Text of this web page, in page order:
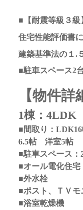
■【耐震等級３級
住宅性能評価書
建築基準法の１.
■駐車スペース2
【物件詳
1棟：4LDK
■間取り：LDK16
6.5帖 洋室5帖
■駐車スペース：
■オール電化住宅
■外水栓
■ポスト、ＴＶ
■浴室乾燥機